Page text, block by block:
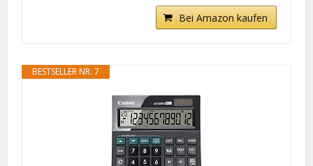
Bei Amazon kaufen
BESTSELLER NR. 7